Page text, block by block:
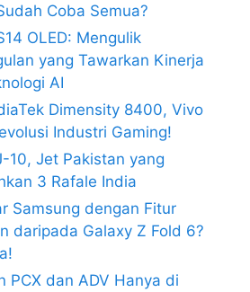
Coba Semua?
OLED: Mengulik
yang Tawarkan Kinerja
AI
Dimensity 8400, Vivo
Industri Gaming!
10, Jet Pakistan yang
3 Rafale India
Samsung dengan Fitur
daripada Galaxy Z Fold 6?
PCX dan ADV Hanya di